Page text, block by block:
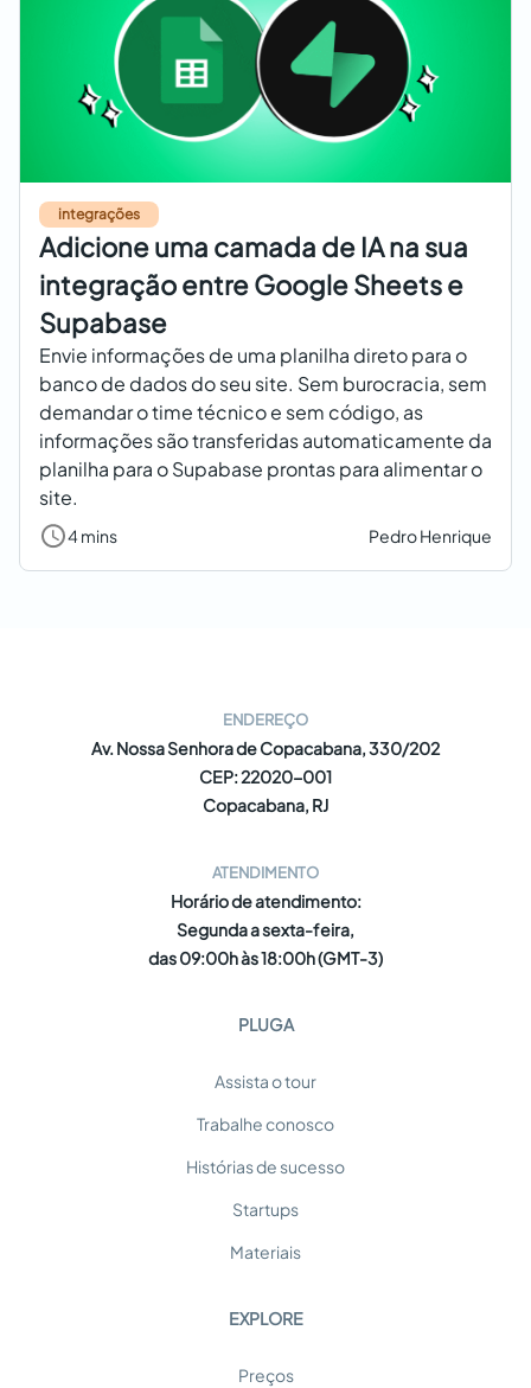
integrações
Adicione uma camada de IA na sua
integração entre Google Sheets e
Supabase
Envie informações de uma planilha direto para o
banco de dados do seu site. Sem burocracia, sem
demandar o time técnico e sem código, as
informações são transferidas automaticamente da
planilha para o Supabase prontas para alimentar o
site.
4 mins Pedro Henrique
ENDEREÇO
Av. Nossa Senhora de Copacabana, 330/202
CEP: 22020-001
Copacabana, RJ
ATENDIMENTO
Horário de atendimento:
Segunda a sexta-feira,
das 09:00h às 18:00h (GMT-3)
PLUGA
Assista o tour
Trabalhe conosco
Histórias de sucesso
Startups
Materiais
EXPLORE
Preços